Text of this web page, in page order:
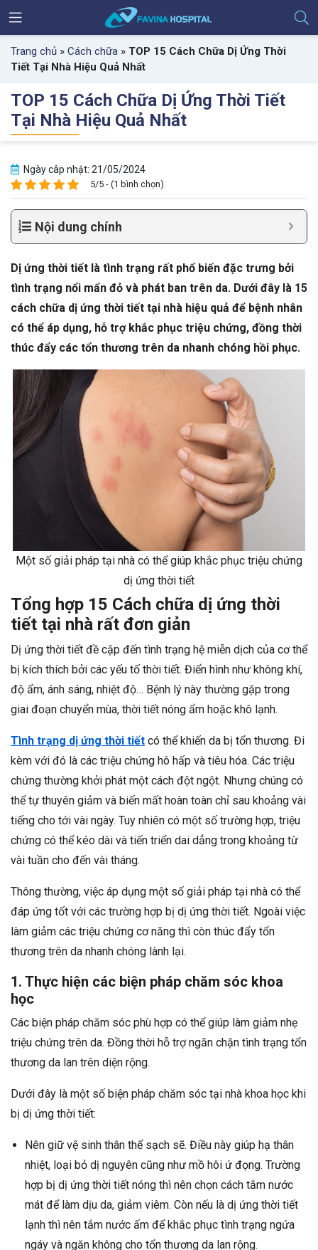
Trang chủ » Cách chữa » TOP 15 Cách Chữa Dị Ứng Thời
Tiết Tại Nhà Hiệu Quả Nhất
TOP 15 Cách Chữa Dị Ứng Thời Tiết
Tại Nhà Hiệu Quả Nhất
Ngày câp nhật: 21/05/2024
5/5 - (1 bình chọn)
Nội dung chính
Dị ứng thời tiết là tình trạng rất phổ biến đặc trưng bởi
tình trạng nổi mẩn đỏ và phát ban trên da. Dưới đây là 15
cách chữa dị ứng thời tiết tại nhà hiệu quả để bệnh nhân
có thể áp dụng, hỗ trợ khắc phục triệu chứng, đồng thời
thúc đẩy các tổn thương trên da nhanh chóng hồi phục.
Một số giải pháp tại nhà có thể giúp khắc phục triệu chứng
dị ứng thời tiết
Tổng hợp 15 Cách chữa dị ứng thời
tiết tại nhà rất đơn giản
Dị ứng thời tiết đề cập đến tình trạng hệ miễn dịch của cơ thể
bị kích thích bởi các yếu tố thời tiết. Điển hình như không khí,
độ ẩm, ánh sáng, nhiệt độ… Bệnh lý này thường gặp trong
giai đoạn chuyển mùa, thời tiết nóng ẩm hoặc khô lạnh.
Tình trạng dị ứng thời tiết có thể khiến da bị tổn thương. Đi
kèm với đó là các triệu chứng hô hấp và tiêu hóa. Các triệu
chứng thường khởi phát một cách đột ngột. Nhưng chúng có
thể tự thuyên giảm và biến mất hoàn toàn chỉ sau khoảng vài
tiếng cho tới vài ngày. Tuy nhiên có một số trường hợp, triệu
chứng có thể kéo dài và tiến triển dai dẳng trong khoảng từ
vài tuần cho đến vài tháng.
Thông thường, việc áp dụng một số giải pháp tại nhà có thể
đáp ứng tốt với các trường hợp bị dị ứng thời tiết. Ngoài việc
làm giảm các triệu chứng cơ năng thì còn thúc đẩy tổn
thương trên da nhanh chóng lành lại.
1. Thực hiện các biện pháp chăm sóc khoa
học
Các biện pháp chăm sóc phù hợp có thể giúp làm giảm nhẹ
triệu chứng trên da. Đồng thời hỗ trợ ngăn chặn tình trạng tổn
thương da lan trên diện rộng.
Dưới đây là một số biện pháp chăm sóc tại nhà khoa học khi
bị dị ứng thời tiết:
Nên giữ vệ sinh thân thể sạch sẽ. Điều này giúp hạ thân
nhiệt, loại bỏ dị nguyên cũng như mồ hôi ứ đọng. Trường
hợp bị dị ứng thời tiết nóng thì nên chọn cách tắm nước
mát để làm dịu da, giảm viêm. Còn nếu là dị ứng thời tiết
lạnh thì nên tắm nước ấm để khắc phục tình trạng ngứa
ngáy và ngăn không cho tổn thương da lan rộng.